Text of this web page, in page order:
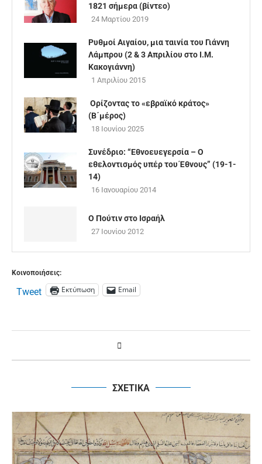
1821 σήμερα (βίντεο)
24 Μαρτίου 2019
Ρυθμοί Αιγαίου, μια ταινία του Γιάννη
Λάμπρου (2 & 3 Απριλίου στο Ι.Μ.
Κακογιάννη)
1 Απριλίου 2015
Ορίζοντας το «εβραϊκό κράτος»
(Β΄μέρος)
18 Ιουνίου 2025
Συνέδριο: “Εθνοευεγερσία – Ο
εθελοντισμός υπέρ του Έθνους” (19-1-
14)
16 Ιανουαρίου 2014
Ο Πούτιν στο Ισραήλ
27 Ιουνίου 2012
Κοινοποιήσεις:
Tweet Εκτύπωση Email
ΣΧΕΤΙΚΑ